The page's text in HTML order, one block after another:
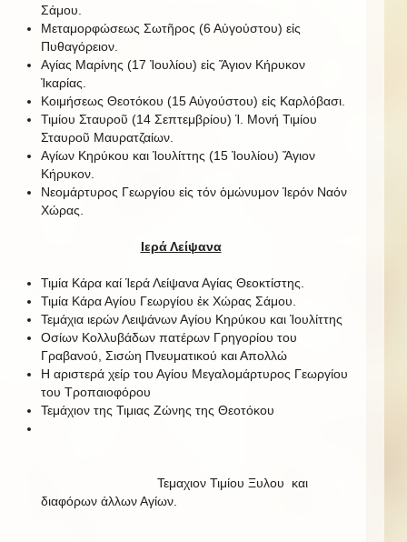
Σάμου.
Μεταμορφώσεως Σωτῆρος (6 Αὐγούστου) εἰς
Πυθαγόρειον.
Αγίας Μαρίνης (17 Ἰουλίου) εἰς Ἅγιον Κήρυκον
Ἰκαρίας.
Κοιμήσεως Θεοτόκου (15 Αὐγούστου) εἰς Καρλόβασι.
Τιμίου Σταυροῦ (14 Σεπτεμβρίου) Ἱ. Μονή Τιμίου
Σταυροῦ Μαυρατζαίων.
Αγίων Κηρύκου και Ἰουλίττης (15 Ἰουλίου) Ἅγιον
Κήρυκον.
Νεομάρτυρος Γεωργίου εἰς τόν ὁμώνυμον Ἱερόν Ναόν
Χώρας.
Ιερά Λείψανα
Τιμία Κάρα καί Ἱερά Λείψανα Αγίας Θεοκτίστης.
Τιμία Κάρα Αγίου Γεωργίου ἐκ Χώρας Σάμου.
Τεμάχια ιερών Λειψάνων Αγίου Κηρύκου και Ἰουλίττης
Οσίων Κολλυβάδων πατέρων Γρηγορίου του
Γραβανού, Σισώη Πνευματικού και Απολλώ
Η αριστερά χείρ του Αγίου Μεγαλομάρτυρος Γεωργίου
του Τροπαιοφόρου
Τεμάχιον της Τιμιας Ζώνης της Θεοτόκου
Τεμαχιον Τιμίου Ξυλου και
διαφόρων άλλων Αγίων.